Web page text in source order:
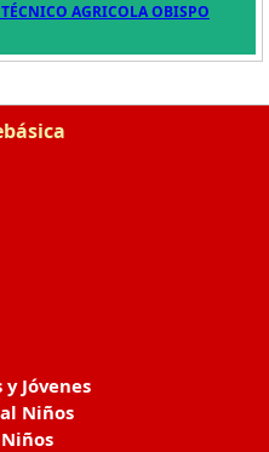
AGRICOLA OBISPO
Jóvenes
Niños